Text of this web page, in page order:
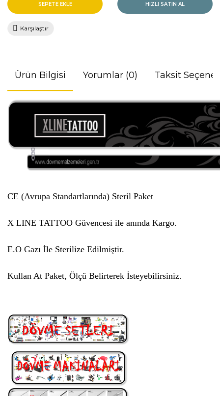
SEPETE EKLE HIZLI SATIN AL
Karşılaştır
Ürün Bilgisi Yorumlar (0) Taksit
CE (Avrupa Standartlarında) Steril Paket
X LINE TATTOO Güvencesi ile anında Kargo.
E.O Gazı İle Sterilize Edilmiştir.
Kullan At Paket, Ölçü Belirterek İsteyebilirsiniz.